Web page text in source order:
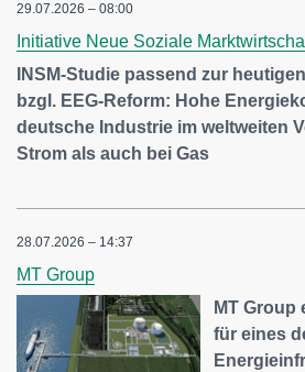
29.07.2026 – 08:00
Initiative Neue Soziale
INSM-Studie passend zur
bzgl. EEG-Reform: Hohe
deutsche Industrie im weltweiten
Strom als auch bei Gas
28.07.2026 – 14:37
MT Group
MT Group
für eines